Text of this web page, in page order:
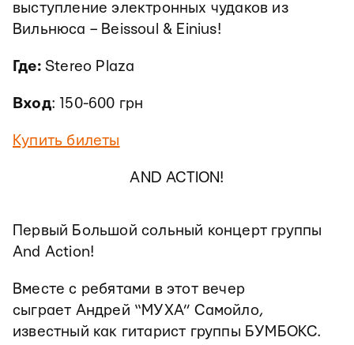
выступление электронных чудаков из
Вильнюса – Beissoul & Einius!
Где:Stereo Plaza
Вход: 150-600 грн
Купить билеты
AND ACTION!
Первый Большой сольный концерт группы
And Action!
Вместе с ребятами в этот вечер
сыграет Андрей “МУХА” Самойло,
известный как гитарист группы БУМБОКС.